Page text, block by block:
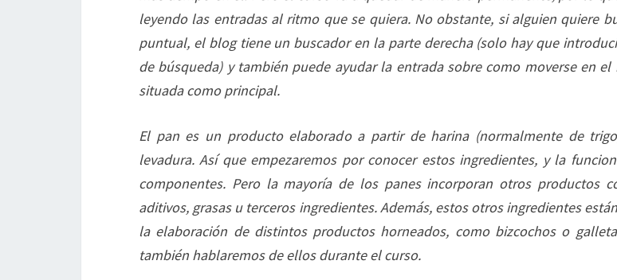
leyendo las entradas al ritmo que se quiera. No obstante, si alguien quiere
puntual, el blog tiene un buscador en la parte derecha (solo hay que
de búsqueda) y también puede ayudar la entrada sobre como moverse en
situada como principal.
El pan es un producto elaborado a partir de harina (normalmente de
levadura. Así que empezaremos por conocer estos ingredientes, y la
componentes. Pero la mayoría de los panes incorporan otros productos
aditivos, grasas u terceros ingredientes. Además, estos otros ingredientes
la elaboración de distintos productos horneados, como bizcochos o
también hablaremos de ellos durante el curso.